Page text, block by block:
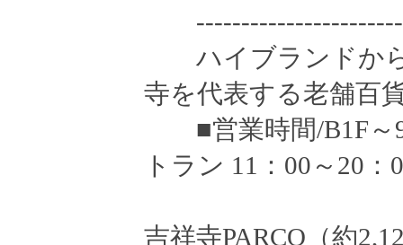
ハイブランドから
寺を代表する老舗百
■営業時間/B1F～
トラン 11：00～20：
吉祥寺PARCO（約